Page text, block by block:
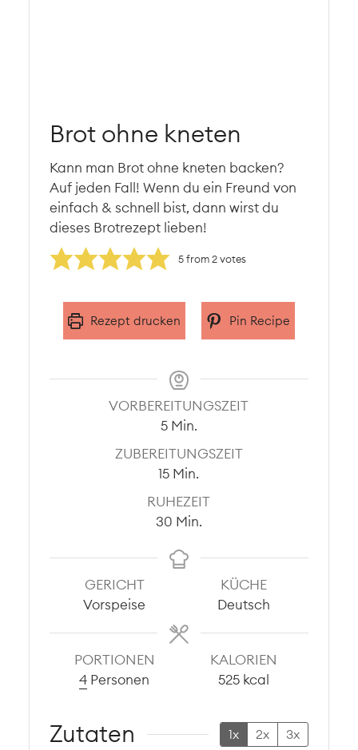
Brot ohne kneten
Kann man Brot ohne kneten backen?
Auf jeden Fall! Wenn du ein Freund von
einfach & schnell bist, dann wirst du
dieses Brotrezept lieben!
5from2votes
Rezept drucken Pin Recipe
VORBEREITUNGSZEIT
5Minuten
Min.
ZUBEREITUNGSZEIT
15Minuten
Min.
RUHEZEIT
30Minuten
Min.
GERICHT
Vorspeise
KÜCHE
Deutsch
PORTIONEN
4 Personen
KALORIEN
525 kcal
Zutaten 1x 2x 3x